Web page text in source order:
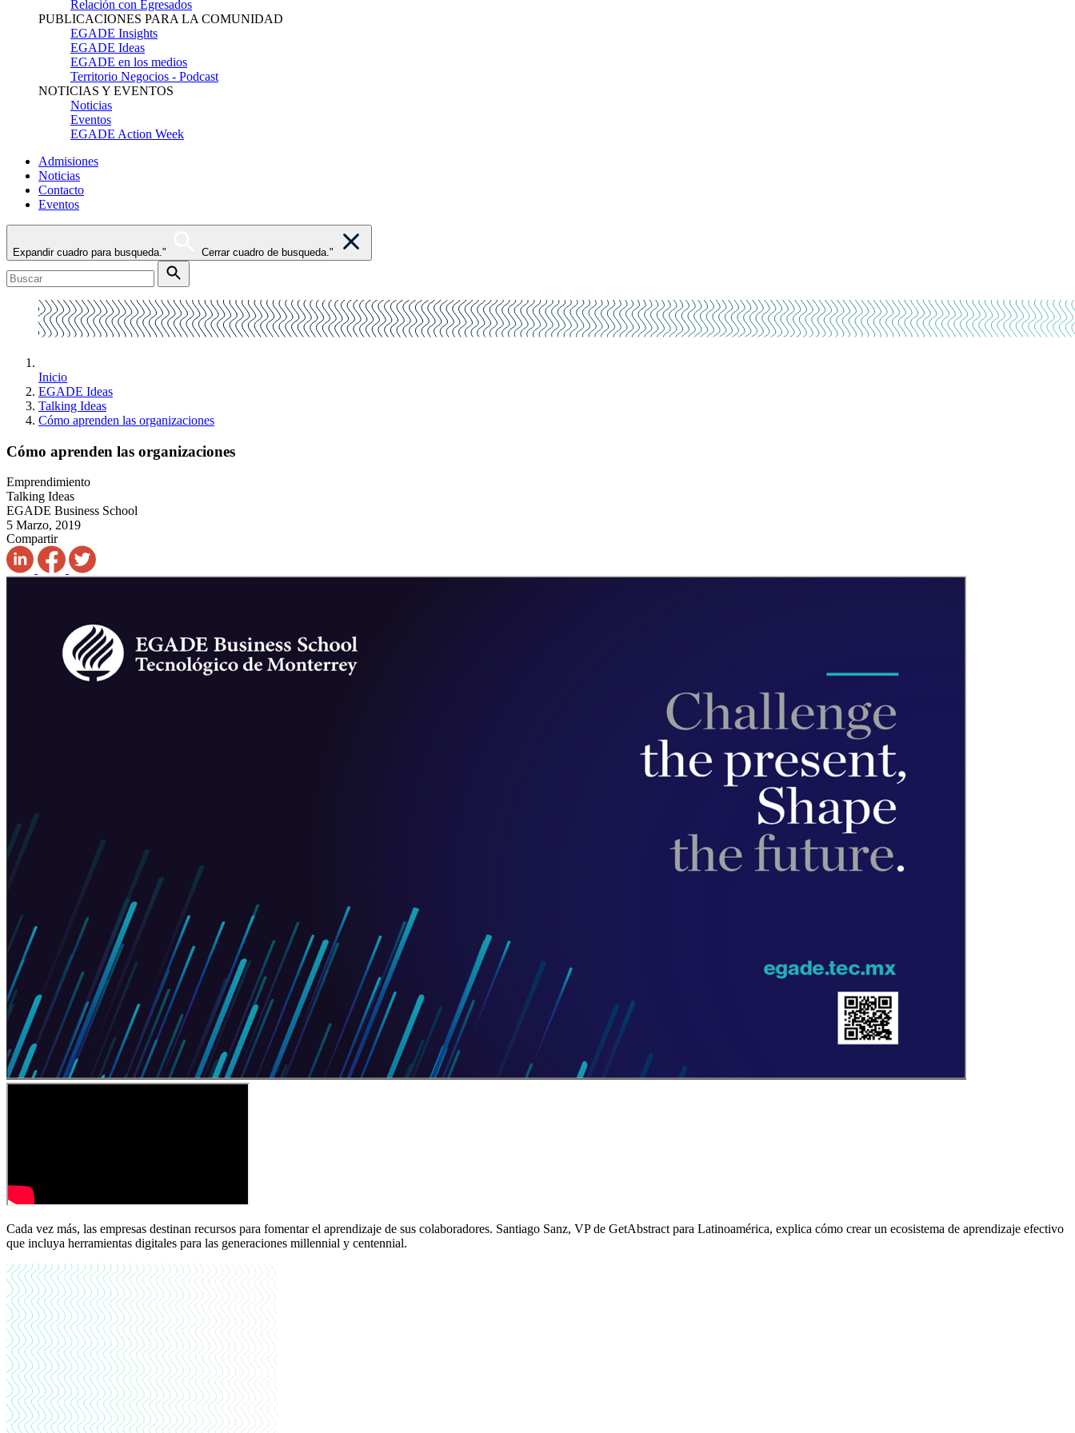
Relación con Egresados
PUBLICACIONES PARA LA COMUNIDAD
EGADE Insights
EGADE Ideas
EGADE en los medios
Territorio Negocios - Podcast
NOTICIAS Y EVENTOS
Noticias
Eventos
EGADE Action Week
Admisiones
Noticias
Contacto
Eventos
Expandir cuadro para busqueda." Cerrar cuadro de busqueda."
Inicio
EGADE Ideas
Talking Ideas
Cómo aprenden las organizaciones
Cómo aprenden las organizaciones
Emprendimiento
Talking Ideas
EGADE Business School
5 Marzo, 2019
Compartir
Cada vez más, las empresas destinan recursos para fomentar el aprendizaje de sus colaboradores. Santiago Sanz, VP de GetAbstract para Latinoamérica, explica cómo crear un ecosistema de aprendizaje efectivo
que incluya herramientas digitales para las generaciones millennial y centennial.